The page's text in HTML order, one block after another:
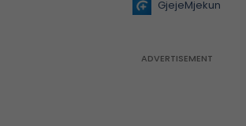
GjejeMjekun